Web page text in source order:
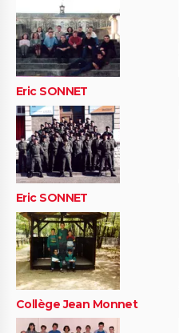
Eric SONNET
Eric SONNET
Collège Jean Monnet